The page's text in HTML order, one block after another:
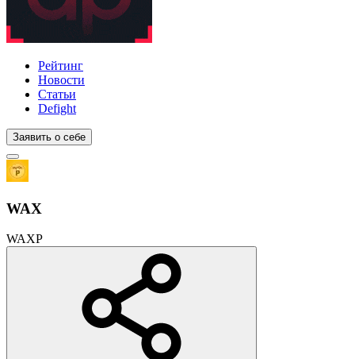
Рейтинг
Новости
Статьи
Defight
Заявить о себе
WAX
WAXP